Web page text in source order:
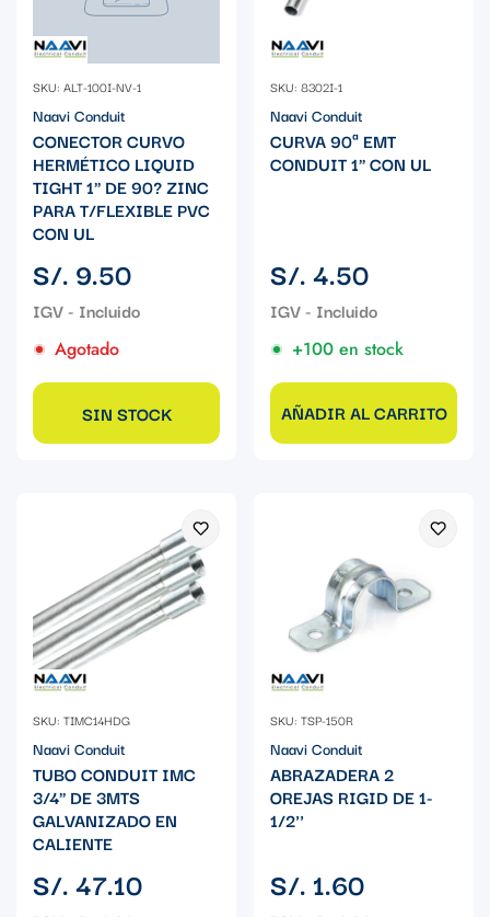
SKU: ALT-100I-NV-1
Naavi Conduit
CONECTOR CURVO
HERMÉTICO LIQUID
TIGHT 1" DE 90? ZINC
PARA T/FLEXIBLE PVC
CON UL
Precio
regular
S/. 9.50
Agotado
SIN STOCK
SKU: 8302I-1
Naavi Conduit
CURVA 90ª EMT
CONDUIT 1" CON UL
Precio
regular
S/. 4.50
+100 en stock
AÑADIR AL CARRITO
SKU: TIMC14HDG
Naavi Conduit
TUBO CONDUIT IMC
3/4" DE 3MTS
GALVANIZADO EN
CALIENTE
Precio
regular
S/. 47.10
SKU: TSP-150R
Naavi Conduit
ABRAZADERA 2
OREJAS RIGID DE 1-
1/2''
Precio
regular
S/. 1.60